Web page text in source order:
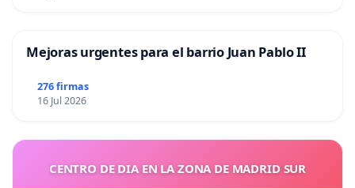
Los participantes en el Campeonato Nacional de
Tiro Olímpico 2025
Mejoras urgentes para el barrio Juan Pablo II
276 firmas
16 Jul 2026
CENTRO DE DIA EN LA ZONA DE MADRID SUR